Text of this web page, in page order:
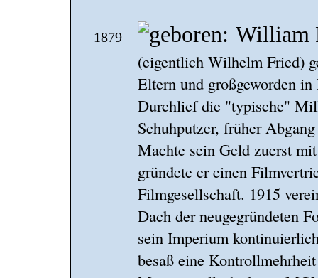
1879 William
(eigentlich Wilhelm Fried)
Eltern und großgeworden
Durchlief die "typische"
Schuhputzer, früher
Machte sein Geld zuerst
gründete er einen
Filmgesellschaft. 1915
Dach der neugegründeten
sein Imperium
besaß eine